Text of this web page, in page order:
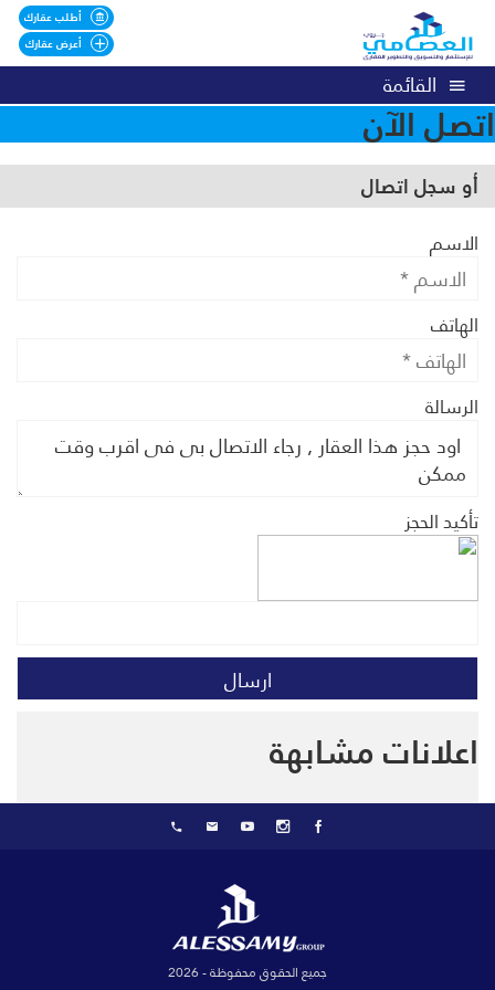
أطلب عقارك
أعرض عقارك
القائمة
اتصل الآن
أو سجل اتصال
الاسم
الهاتف
الرسالة
تأكيد الحجز
اعلانات مشابهة
جميع الحقوق محفوظة - 2026